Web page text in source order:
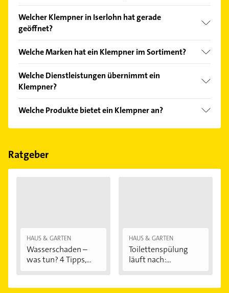
Kundenmeinungen und profitieren Sie von den
Empfehlungen. Die Suchergebnisse können Sie sich
Welcher Klempner in Iserlohn hat gerade
geöffnet?
Bitte beachten Sie, dass diese an Sonn- und
Welche Marken hat ein Klempner im Sortiment?
Vaillant und Weishaupt.
Welche Dienstleistungen übernimmt ein
Klempner?
Heizungsservice, Badinstallation, Heizungsbau,
Sanitär und Badsanierung.
Welche Produkte bietet ein Klempner an?
Das Angebot umfasst unter anderem Heizung,
Ratgeber
HAUS & GARTEN
Wasserschaden –
was tun? 4 Tipps,...
HAUS & GARTEN
Toilettenspülung
läuft nach:...